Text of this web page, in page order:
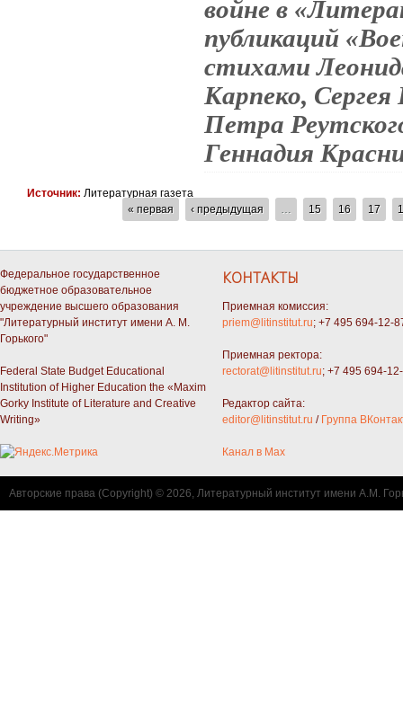
войне в
публикаций
стихами
Карпеко,
Петра
Геннадия
Источник: Литературная газета
СТРАНИЦЫ« первая ‹ предыдущая 15 16 17
Федеральное государственное
бюджетное образовательное
учреждение высшего образования
"Литературный институт имени А. М.
Горького"
Federal State Budget Educational
Institution of Higher Education the «Maxim
Gorky Institute of Literature and Creative
Writing»
КОНТАКТЫ
Приемная комиссия:
priem@litinstitut.ru; +7 495 694-12-
Приемная ректора:
rectorat@litinstitut.ru; +7 495 694-
Редактор сайта:
editor@litinstitut.ru / Группа
Канал в Max
Авторские права (Copyright) © 2026, Литературный институт имени А.М.